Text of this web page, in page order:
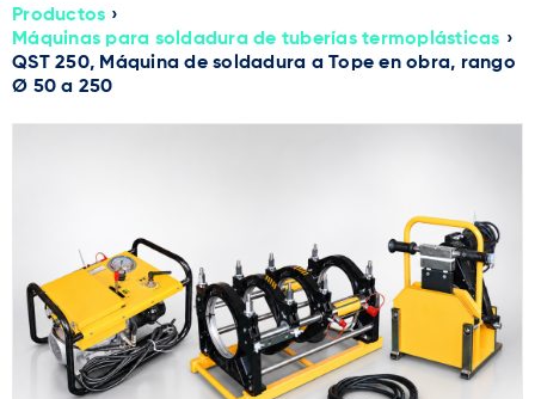
Productos ›
Máquinas para soldadura de tuberías termoplásticas ›
QST 250, Máquina de soldadura a Tope en obra, rango
Ø 50 a 250